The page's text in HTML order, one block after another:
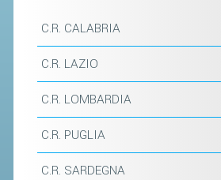
C.R. CALABRIA
C.R. LAZIO
C.R. LOMBARDIA
C.R. PUGLIA
C.R. SARDEGNA
REGOLAMENTI